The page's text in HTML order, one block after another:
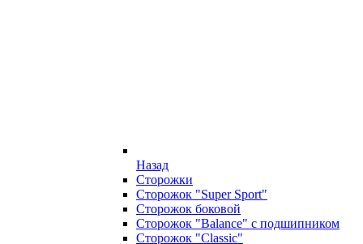
Назад
Сторожки
Сторожок "Super Sport"
Сторожок боковой
Сторожок "Balance" с подшипником
Сторожок "Classic"